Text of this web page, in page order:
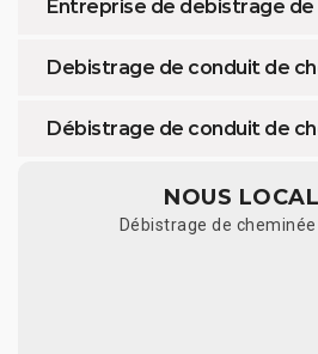
Entreprise de debistrage
Debistrage de conduit de
Débistrage de conduit de
NOUS
Débistrage de